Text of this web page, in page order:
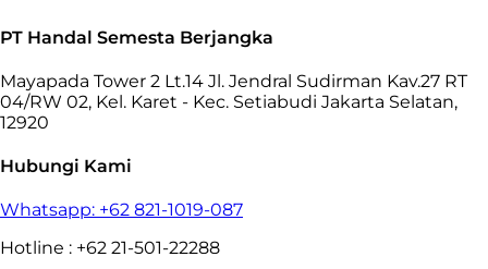
PT Handal Semesta Berjangka
Mayapada Tower 2 Lt.14 Jl. Jendral Sudirman Kav.27 RT
04/RW 02, Kel. Karet - Kec. Setiabudi Jakarta Selatan,
12920
Hubungi Kami
Whatsapp: +62 821-1019-087
Hotline : +62 21-501-22288